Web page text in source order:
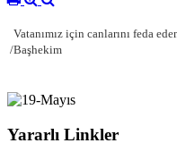
Vatanımız için canlarını feda
/
Yararlı Linkler